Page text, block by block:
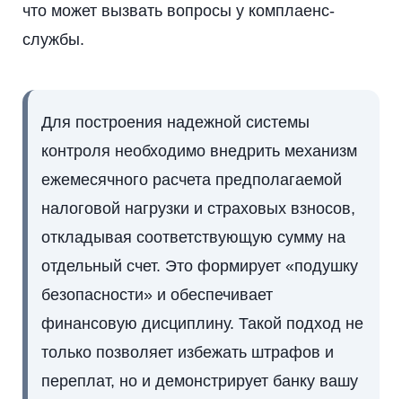
что может вызвать вопросы у комплаенс-
службы.
Для построения надежной системы
контроля необходимо внедрить механизм
ежемесячного расчета предполагаемой
налоговой нагрузки и страховых взносов,
откладывая соответствующую сумму на
отдельный счет. Это формирует «подушку
безопасности» и обеспечивает
финансовую дисциплину. Такой подход не
только позволяет избежать штрафов и
переплат, но и демонстрирует банку вашу